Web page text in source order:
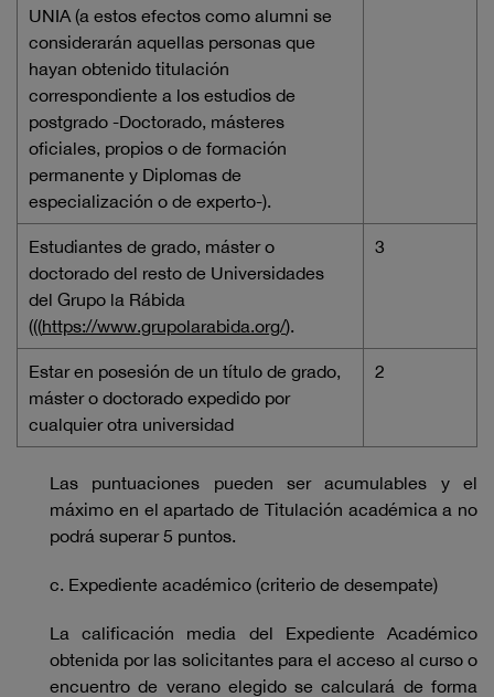
UNIA (a estos efectos como alumni se
considerarán aquellas personas que
hayan obtenido titulación
correspondiente a los estudios de
postgrado -Doctorado, másteres
oficiales, propios o de formación
permanente y Diplomas de
especialización o de experto-).
Estudiantes de grado, máster o
doctorado del resto de Universidades
del Grupo la Rábida
(((https://www.grupolarabida.org/).
3
Estar en posesión de un título de grado,
máster o doctorado expedido por
cualquier otra universidad
2
Las puntuaciones pueden ser acumulables y el
máximo en el apartado de Titulación académica a no
podrá superar 5 puntos.
c. Expediente académico (criterio de desempate)
La calificación media del Expediente Académico
obtenida por las solicitantes para el acceso al curso o
encuentro de verano elegido se calculará de forma